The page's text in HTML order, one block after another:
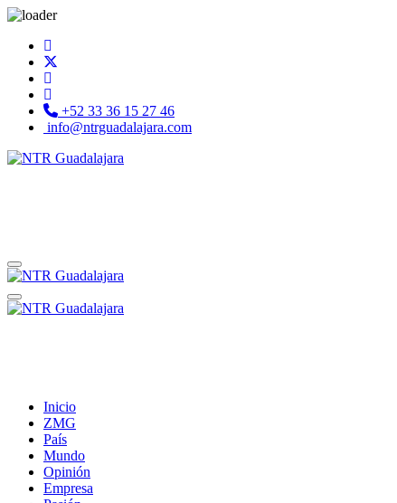
+52 33 36 15 27 46
info@ntrguadalajara.com
Inicio
ZMG
País
Mundo
Opinión
Empresa